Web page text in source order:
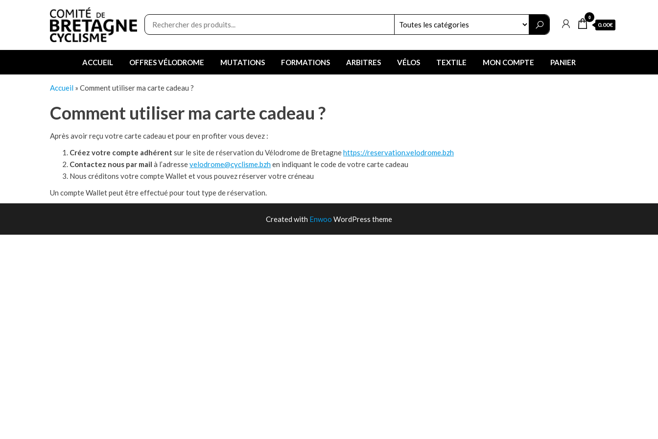
Boutique
du
Comité
de
Bretagne
de
Cyclisme
0
0.00€
ACCUEIL OFFRES VÉLODROME MUTATIONS FORMATIONS ARBITRES VÉLOS TEXTILE MON COMPTE PANIER
Accueil » Comment utiliser ma carte cadeau ?
Comment utiliser ma carte cadeau ?
Après avoir reçu votre carte cadeau et pour en profiter vous devez :
Créez votre compte adhérent sur le site de réservation du Vélodrome de Bretagnehttps://reservation.velodrome.bzh
Contactez nous par mail à l’adressevelodrome@cyclisme.bzhen indiquant le code de votre carte cadeau
Nous créditons votre compte Wallet et vous pouvez réserver votre créneau
Un compte Wallet peut être effectué pour tout type de réservation.
Created with Enwoo WordPress theme